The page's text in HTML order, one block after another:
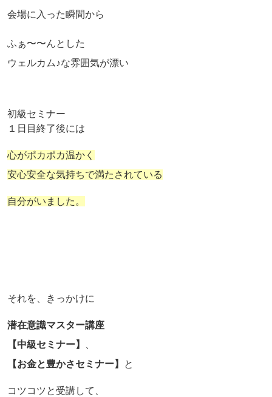
会場に入った瞬間から
ふぁ〜〜んとした
ウェルカム♪な雰囲気が漂い
初級セミナー
１日目終了後には
心がポカポカ温かく
安心安全な気持ちで満たされている
自分がいました。
それを、きっかけに
潜在意識マスター講座
【中級セミナー】
【お金と豊かさセミナー】
と
コツコツと受講して、